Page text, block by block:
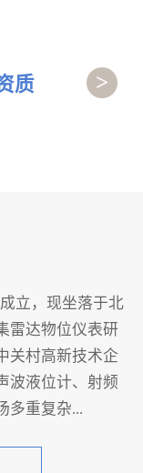
质 >
立，现坐落于北
雷达物位仪表研
关村高新技术企
波液位计、射频
多重复杂...